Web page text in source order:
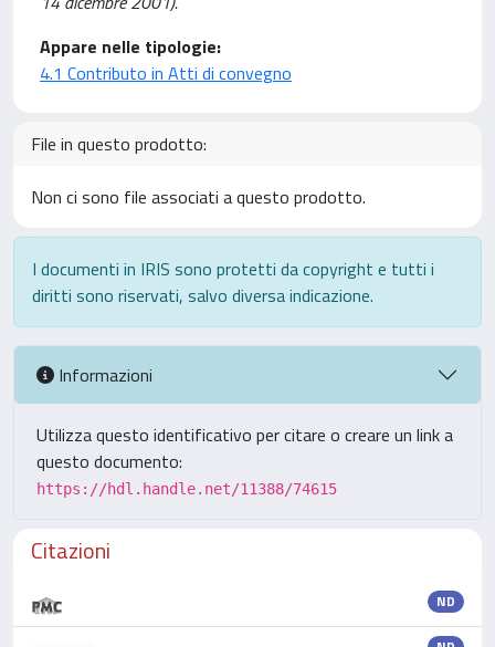
Appare nelle tipologie:
4.1 Contributo in Atti di convegno
File in questo prodotto:
Non ci sono file associati a questo prodotto.
I documenti in IRIS sono protetti da copyright e tutti i
diritti sono riservati, salvo diversa indicazione.
Informazioni
Utilizza questo identificativo per citare o creare un link a
questo documento:
https://hdl.handle.net/11388/74615
Citazioni
ND